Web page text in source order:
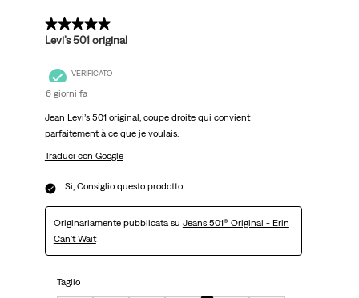
5 su 5 stelle.
Levi’s 501 original
VERIFICATO
6 giorni fa
Jean Levi’s 501 original, coupe droite qui convient
parfaitement à ce que je voulais.
Traduci con Google
Sì, Consiglio questo prodotto.
Originariamente pubblicata su Jeans 501® Original - Erin
Can't Wait
Taglio